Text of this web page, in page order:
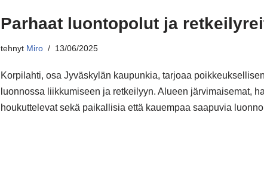
Parhaat luontopolut ja
tehnyt Miro 13/06/2025
Korpilahti, osa Jyväskylän kaupunkia, tarjoaa
luonnossa liikkumiseen ja retkeilyyn. Alueen järvimaisemat,
houkuttelevat sekä paikallisia että kauempaa saapuvia